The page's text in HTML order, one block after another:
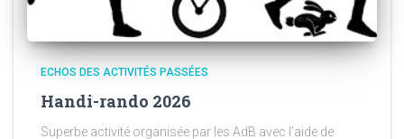
ECHOS DES ACTIVITÉS PASSÉES
Handi-rando 2026
Superbe activité organisée par les AdB avec l’aide de